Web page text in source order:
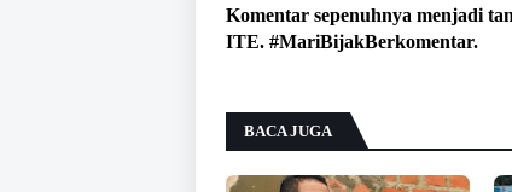
Komentar sepenuhnya menjadi
ITE. #MariBijakBerkomentar.
BACA JUGA